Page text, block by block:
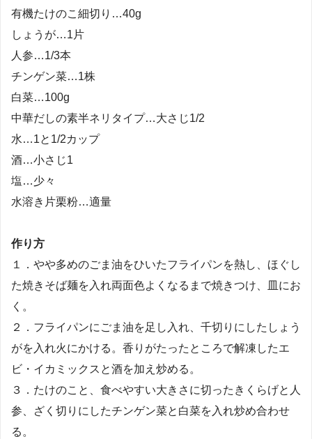
有機たけのこ細切り…40g
しょうが…1片
人参…1/3本
チンゲン菜…1株
白菜…100g
中華だしの素半ネリタイプ…大さじ1/2
水…1と1/2カップ
酒…小さじ1
塩…少々
水溶き片栗粉…適量
作り方
１．やや多めのごま油をひいたフライパンを熱し、ほぐし
た焼きそば麺を入れ両面色よくなるまで焼きつけ、皿にお
く。
２．フライパンにごま油を足し入れ、千切りにしたしょう
がを入れ火にかける。香りがたったところで解凍したエ
ビ・イカミックスと酒を加え炒める。
３．たけのこと、食べやすい大きさに切ったきくらげと人
参、ざく切りにしたチンゲン菜と白菜を入れ炒め合わせ
る。